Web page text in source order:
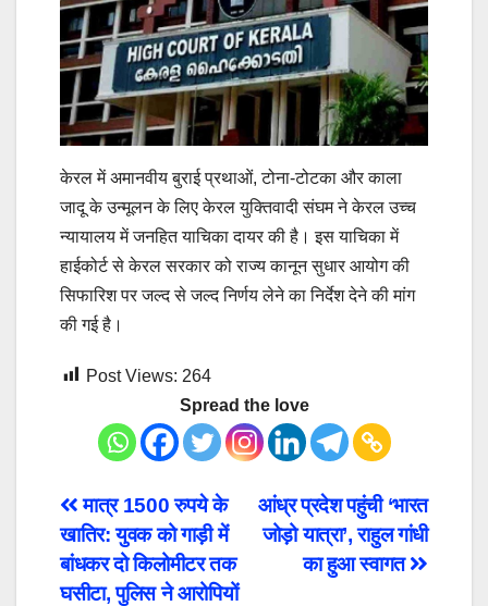
केरल में अमानवीय बुराई प्रथाओं, टोना-टोटका और काला
जादू के उन्मूलन के लिए केरल युक्तिवादी संघम ने केरल उच्च
न्यायालय में जनहित याचिका दायर की है। इस याचिका में
हाईकोर्ट से केरल सरकार को राज्य कानून सुधार आयोग की
सिफारिश पर जल्द से जल्द निर्णय लेने का निर्देश देने की मांग
की गई है।
Post Views: 264
Spread the love
Post
navigation
आंध्र प्रदेश पहुंची ‘भारत
जोड़ो यात्रा’, राहुल गांधी
का हुआ स्वागत
मात्र 1500 रुपये के
खातिर: युवक को गाड़ी में
बांधकर दो किलोमीटर तक
घसीटा, पुलिस ने आरोपियों